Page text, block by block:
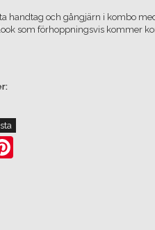
handtag och gångjärn i kombo
som förhoppningsvis kommer